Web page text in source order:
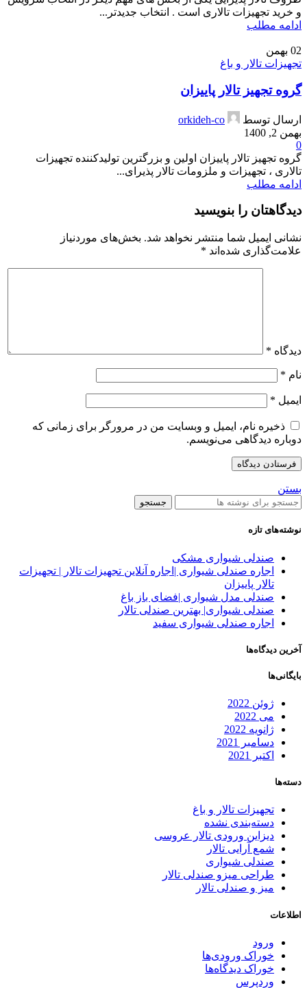
و خرید تجهیزات تالاری است . انتخاب جدیدتر...
ادامه مطلب
02 بهمن
تجهیزات تالار و باغ
گروه تجهیز تالار پاییزان
ارسال توسط
orkideh-co
بهمن 2, 1400
0
گروه تجهیز تالار پاییزان اولین و بزرگترین تولیدکننده تجهیزات
تالاری ، تجهیزات و ملزومات تالار پذیرای...
ادامه مطلب
دیدگاهتان را بنویسید
نشانی ایمیل شما منتشر نخواهد شد. بخش‌های موردنیاز
علامت‌گذاری شده‌اند *
دیدگاه *
نام *
ایمیل *
ذخیره نام، ایمیل و وبسایت من در مرورگر برای زمانی که
دوباره دیدگاهی می‌نویسم.
بستن
جستجو
نوشته‌های تازه
صندلی شیواری مشکی
اجاره صندلی شیواری |اجاره آنلاین تجهیزات تالار | تجهیزات
تالار پاییزان
صندلی مدل شیواری |فضای باز باغ
صندلی شیواری| بهترین صندلی تالار
اجاره صندلی شیواری سفید
آخرین دیدگاه‌ها
بایگانی‌ها
ژوئن 2022
می 2022
ژانویه 2022
دسامبر 2021
اکتبر 2021
دسته‌ها
تجهیزات تالار و باغ
دسته‌بندی نشده
دیزاین ورودی تالار عروسی
شمع آرایی تالار
صندلی شیواری
طراحی میزو صندلی تالار
میز و صندلی تالار
اطلاعات
ورود
خوراک ورودی‌ها
خوراک دیدگاه‌ها
وردپرس